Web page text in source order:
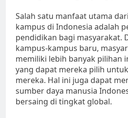
Salah satu manfaat utama
kampus di Indonesia adalah
pendidikan bagi masyarakat.
kampus-kampus baru,
memiliki lebih banyak pilihan
yang dapat mereka pilih
mereka. Hal ini juga dapat
sumber daya manusia
bersaing di tingkat global.